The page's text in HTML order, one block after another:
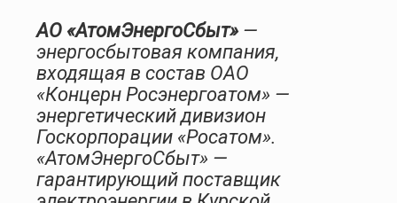
АО «АтомЭнергоСбыт»—
энергосбытовая компания,
входящая в состав ОАО
«Концерн Росэнергоатом» —
энергетический дивизион
Госкорпорации «Росатом».
«АтомЭнергоСбыт» —
гарантирующий поставщик